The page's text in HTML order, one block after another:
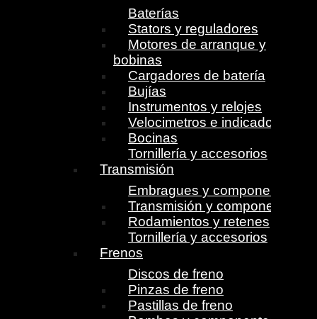
Baterías
Stators y reguladores
Motores de arranque y
bobinas
Cargadores de batería
Bujías
Instrumentos y relojes
Velocimetros e indicadores
Bocinas
Tornillería y accesorios
Transmisión
Embragues y componentes
Transmisión y componentes
Rodamientos y retenes
Tornillería y accesorios
Frenos
Discos de freno
Pinzas de freno
Pastillas de freno